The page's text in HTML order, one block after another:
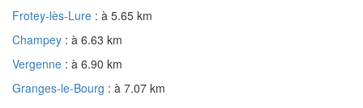
Frotey-lès-Lure : à 5.65 km
Champey : à 6.63 km
Vergenne : à 6.90 km
Granges-le-Bourg : à 7.07 km